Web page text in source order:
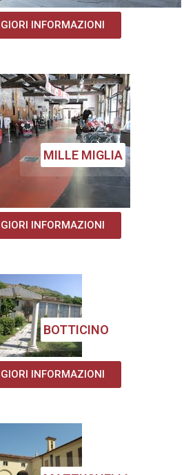
INFORMAZIONI
MILLE MIGLIA
INFORMAZIONI
BOTTICINO
INFORMAZIONI